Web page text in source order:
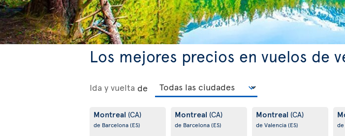
Los mejores precios en vuelos de
Ida y vuelta de
Montreal (CA)
de Barcelona(ES)
Montreal (CA)
de Barcelona(ES)
Montreal (CA)
de Valencia(ES) de